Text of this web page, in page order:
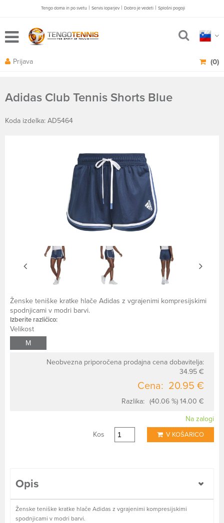
Tengo doma in po svetu | Servis loparjev | Dobro je vedeti | Splošni pogoji
(0)
Prijava
Adidas Club Tennis Shorts Blue
Koda izdelka: AD5464
Ženske teniške kratke hlače Adidas z vgrajenimi kompresijskimi
spodnjicami v modri barvi.
Izberite različico:
Velikost
M
Neobvezna priporočena prodajna cena dobavitelja:
34.95 €
Cena: 20.95 €
Razlika: (40.06 %) 14.00 €
Na zalogi
Kos
V KOŠARICO
Opis
Ženske teniške kratke hlače Adidas z vgrajenimi kompresijskimi
spodnjicami v modri barvi.